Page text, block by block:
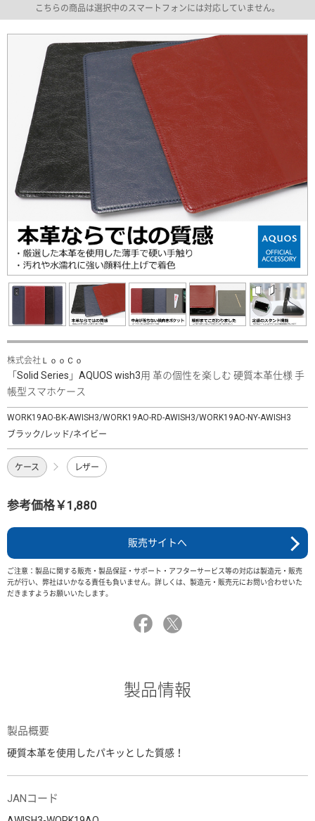
こちらの商品は選択中のスマートフォンには対応していません。
株式会社ＬｏｏＣｏ
「Solid Series」AQUOS wish3用 革の個性を楽しむ 硬質本革仕様 手
帳型スマホケース
WORK19AO-BK-AWISH3/WORK19AO-RD-AWISH3/WORK19AO-NY-AWISH3
ブラック/レッド/ネイビー
ケース レザー
参考価格￥1,880
販売サイトへ
ご注意：製品に関する販売・製品保証・サポート・アフターサービス等の対応は製造元・販売
元が行い、弊社はいかなる責任も負いません。詳しくは、製造元・販売元にお問い合わせいた
だきますようお願いいたします。
製品情報
製品概要
硬質本革を使用したパキッとした質感！
JANコード